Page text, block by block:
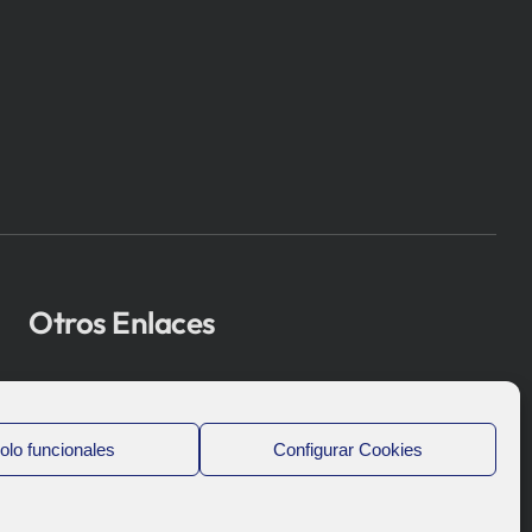
funcionales Configurar Cookies
Otros Enlaces
Bioef
Gobierno Vasco